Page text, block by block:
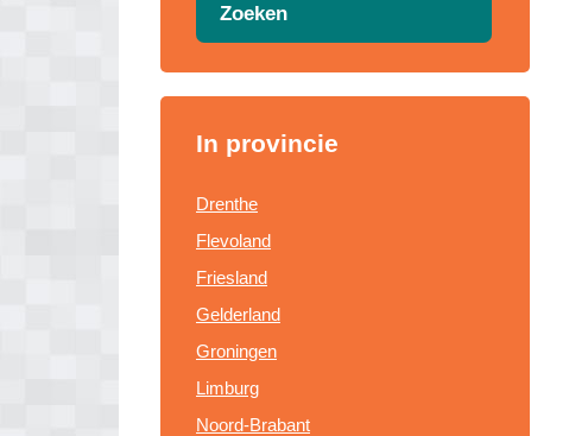
Zoeken
In provincie
Drenthe
Flevoland
Friesland
Gelderland
Groningen
Limburg
Noord-Brabant